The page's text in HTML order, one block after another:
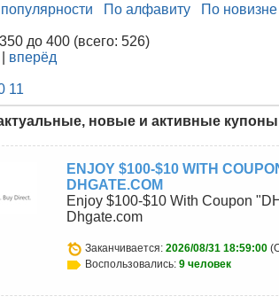
По алфавиту По новизне
до 400 (всего: 526)
вперёд
11
новые и активные
ENJOY $100-$10 WITH
DHGATE.COM
Enjoy $100-$10 With Coupon
Dhgate.com
Заканчивается: 2026/08/31 18:59:00
Воспользовались: 9 человек